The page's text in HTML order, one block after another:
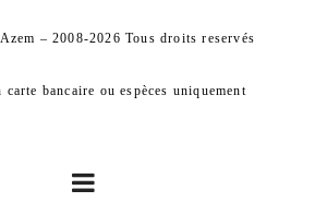
– 2008-2026 Tous droits reservés
carte bancaire ou espèces uniquement